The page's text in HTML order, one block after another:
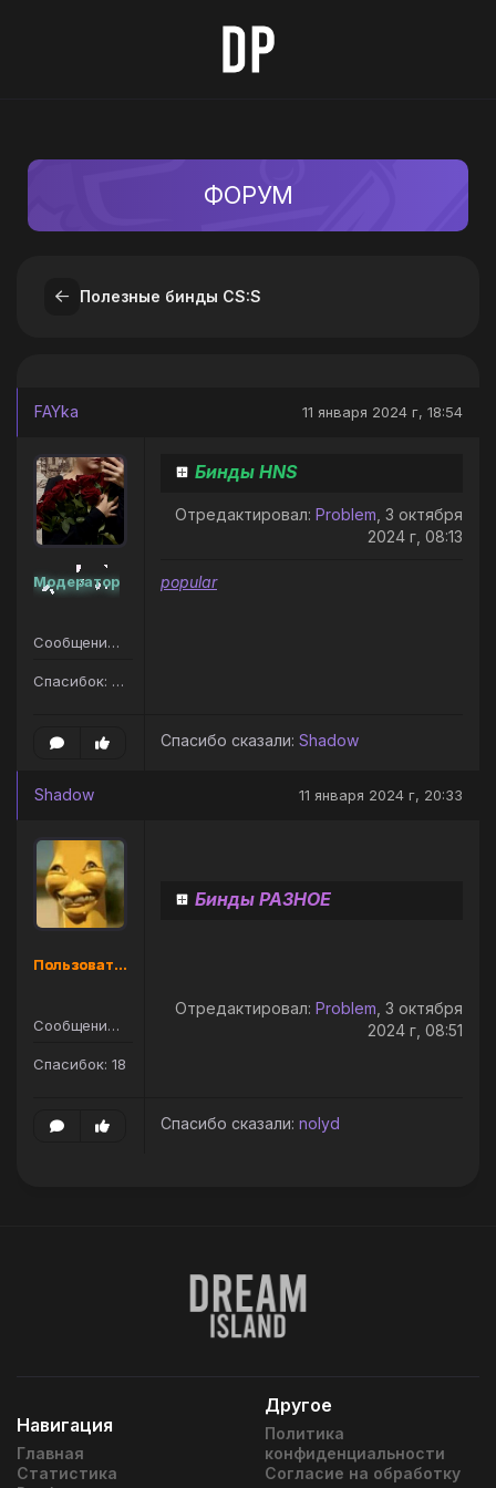
ФОРУМ
Полезные бинды CS:S
FAYka 11 января 2024 г, 18:54
Модератор
Сообщений: 207
Спасибок: 187
Бинды HNS
Отредактировал: Problem , 3 октября
2024 г, 08:13
popular
Спасибо сказали: Shadow
Shadow 11 января 2024 г, 20:33
Пользователь
Сообщений: 36
Спасибок: 18
Бинды РАЗНОЕ
Отредактировал: Problem , 3 октября
2024 г, 08:51
Спасибо сказали: nolyd
Навигация
Главная
Статистика
Другое
Политика
конфиденциальности
Согласие на обработку